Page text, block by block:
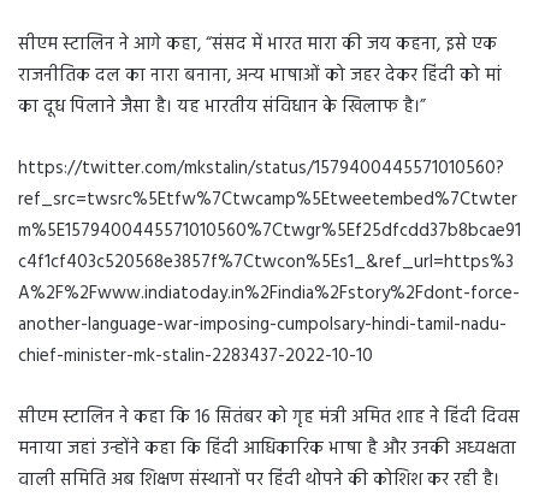
सीएम स्टालिन ने आगे कहा, “संसद में भारत मारा की जय कहना, इसे एक
राजनीतिक दल का नारा बनाना, अन्य भाषाओं को जहर देकर हिंदी को मां
का दूध पिलाने जैसा है। यह भारतीय संविधान के खिलाफ है।”
https://twitter.com/mkstalin/status/1579400445571010560?
ref_src=twsrc%5Etfw%7Ctwcamp%5Etweetembed%7Ctwter
m%5E1579400445571010560%7Ctwgr%5Ef25dfcdd37b8bcae91
c4f1cf403c520568e3857f%7Ctwcon%5Es1_&ref_url=https%3
A%2F%2Fwww.indiatoday.in%2Findia%2Fstory%2Fdont-force-
another-language-war-imposing-cumpolsary-hindi-tamil-nadu-
chief-minister-mk-stalin-2283437-2022-10-10
सीएम स्टालिन ने कहा कि 16 सितंबर को गृह मंत्री अमित शाह ने हिंदी दिवस
मनाया जहां उन्होंने कहा कि हिंदी आधिकारिक भाषा है और उनकी अध्यक्षता
वाली समिति अब शिक्षण संस्थानों पर हिंदी थोपने की कोशिश कर रही है।